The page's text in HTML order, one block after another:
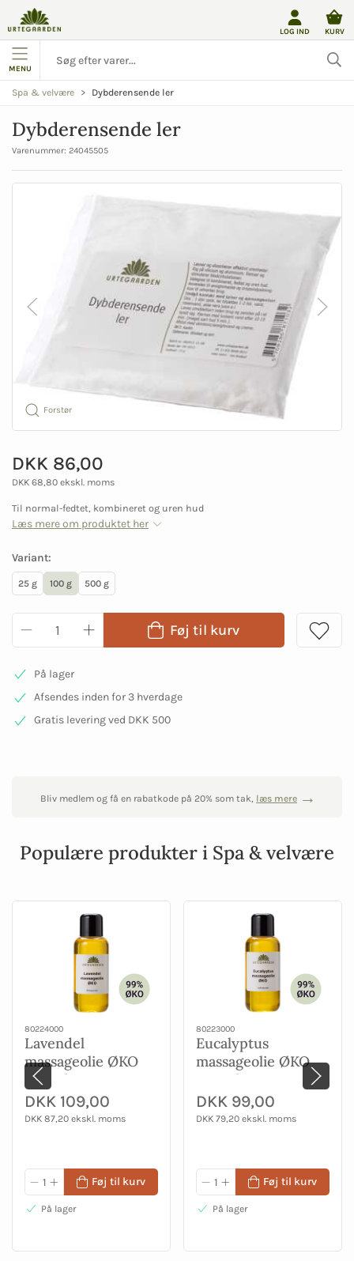
LOG IND KURV
MENU
Spa & velvære Dybderensende ler
Dybderensende ler
Varenummer: 24045505
Forstør
DKK 86,00
DKK 68,80 ekskl. moms
Til normal-fedtet, kombineret og uren hud
Læs mere om produktet her
Variant:
25 g 100 g 500 g
Føj til kurv
På lager
Afsendes inden for 3 hverdage
Gratis levering ved DKK 500
Bliv medlem og få en rabatkode på 20% som tak, læs mere
Populære produkter i Spa & velvære
80224000
Lavendel
massageolie ØKO
100 ml
DKK 109,00
DKK 87,20 ekskl. moms
Føj til kurv
På lager
80223000
Eucalyptus
massageolie ØKO
100 ml
DKK 99,00
DKK 79,20 ekskl. moms
Føj til kurv
På lager